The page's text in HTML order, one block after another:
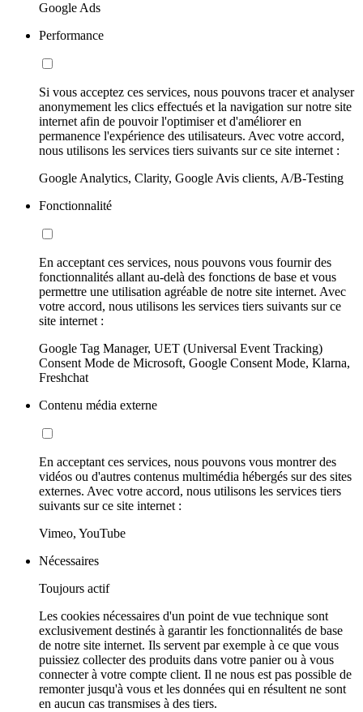
Google Ads
Performance
Si vous acceptez ces services, nous pouvons tracer et analyser
anonymement les clics effectués et la navigation sur notre site
internet afin de pouvoir l'optimiser et d'améliorer en
permanence l'expérience des utilisateurs. Avec votre accord,
nous utilisons les services tiers suivants sur ce site internet :
Google Analytics, Clarity, Google Avis clients, A/B-Testing
Fonctionnalité
En acceptant ces services, nous pouvons vous fournir des
fonctionnalités allant au-delà des fonctions de base et vous
permettre une utilisation agréable de notre site internet. Avec
votre accord, nous utilisons les services tiers suivants sur ce
site internet :
Google Tag Manager, UET (Universal Event Tracking)
Consent Mode de Microsoft, Google Consent Mode, Klarna,
Freshchat
Contenu média externe
En acceptant ces services, nous pouvons vous montrer des
vidéos ou d'autres contenus multimédia hébergés sur des sites
externes. Avec votre accord, nous utilisons les services tiers
suivants sur ce site internet :
Vimeo, YouTube
Nécessaires
Toujours actif
Les cookies nécessaires d'un point de vue technique sont
exclusivement destinés à garantir les fonctionnalités de base
de notre site internet. Ils servent par exemple à ce que vous
puissiez collecter des produits dans votre panier ou à vous
connecter à votre compte client. Il ne nous est pas possible de
remonter jusqu'à vous et les données qui en résultent ne sont
en aucun cas transmises à des tiers.